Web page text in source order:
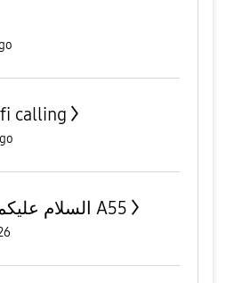
calling
السلام عليكم مشكله في جهاز A55